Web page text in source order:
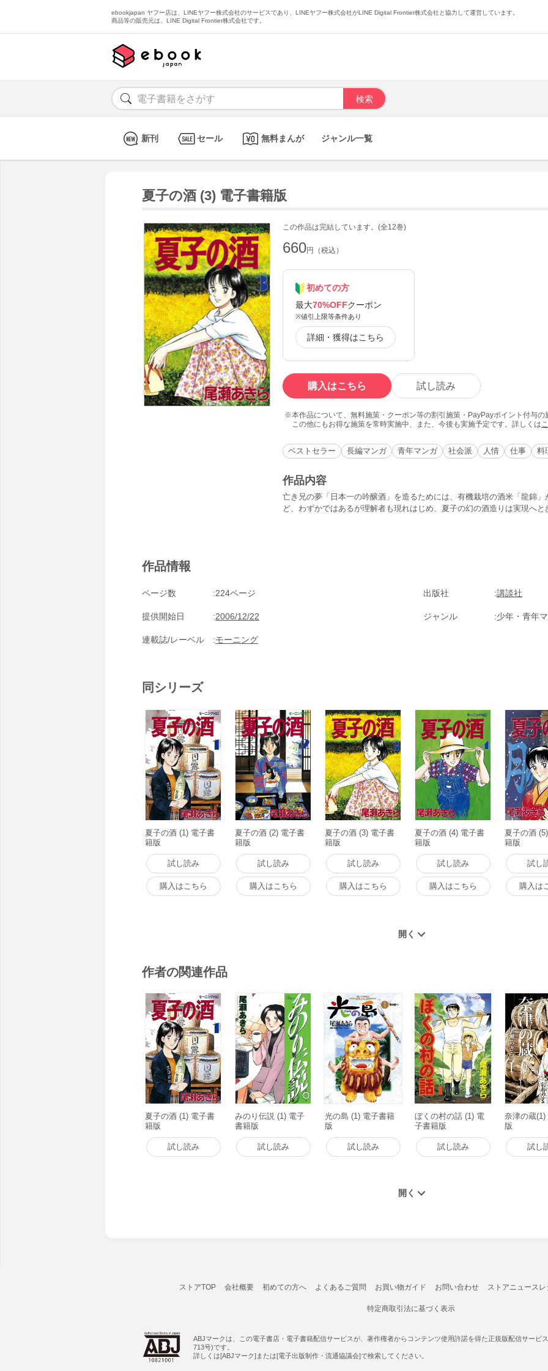
ebookjapan ヤフー店は、LINEヤフー株式会社のサービスであり、LINEヤフー株式会社がLINE Digital Frontier株式会社と協力して運営しています。
商品等の販売元は、LINE Digital Frontier株式会社です。
新刊 セール 無料まんが ジャンル一覧
夏子の酒 (3) 電子書籍版
この作品は完結しています。(全12巻)
660円（税込）
初めての方
最大70%OFFクーポン
※値引上限等条件あり
詳細・獲得はこちら
購入はこちら 試し読み
本作品について、無料施策・クーポン等の割引施策・PayPayポイント付与
この他にもお得な施策を常時実施中、また、今後も実施予定です。詳しくは
ベストセラー 長編マンガ 青年マンガ 社会派 人情 仕事 料
作品内容
亡き兄の夢「日本一の吟醸酒」を造るためには、有機栽培の酒米「龍錦
ど、わずかではあるが理解者も現れはじめ、夏子の幻の酒造りは実現へ
作品情報
ページ数 224ページ 出版社 講談社
提供開始日 2006/12/22 ジャンル 少年・青年
連載誌/レーベル モーニング
同シリーズ
夏子の酒 (1) 電子書
籍版
試し読み
購入はこちら
夏子の酒 (2) 電子書
籍版
試し読み
購入はこちら
夏子の酒 (3) 電子書
籍版
試し読み
購入はこちら
夏子の酒 (4) 電子書
籍版
試し読み
購入はこちら
夏子の酒
籍版
試し
購入は
作者の関連作品
夏子の酒 (1) 電子書
籍版
試し読み
みのり伝説 (1) 電子
書籍版
試し読み
光の島 (1) 電子書籍
版
試し読み
ぼくの村の話 (1) 電
子書籍版
試し読み
奈津の蔵(1)
版
試し
ストアTOP 会社概要 初めての方へ よくあるご質問 お買い物ガイド お問い合わせ ストアニュースレ
特定商取引法に基づく表示
ABJマークは、この電子書店・電子書籍配信サービスが、著作権者からコンテンツ使用許諾を得た正規版配信サービ
713号)です。
詳しくは[ABJマーク]または[電子出版制作・流通協議会]で検索してください。